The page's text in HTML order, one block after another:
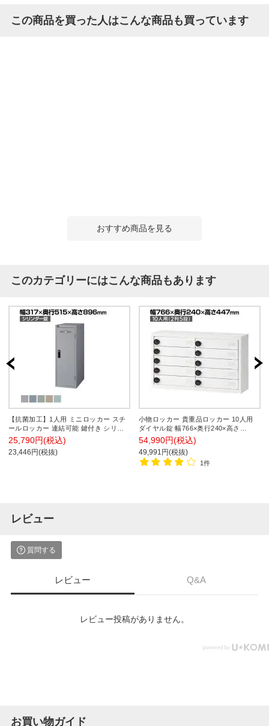
この商品を買った人はこんな商品も買っています
おすすめ商品を見る
このカテゴリーにはこんな商品もあります
【抗菌加工】1人用 ミニロッカー スチ
ールロッカー 連結可能 鍵付き シリン
ダー錠 タオル掛け付き 名札差し付き
ミュートカラー 幅317×奥行515×高さ
896mm 【国産】【完成品】【SIAA】
25,790円(税込)
23,446円(税抜)
小物ロッカー 貴重品ロッカー 10人用
ダイヤル錠 幅766×奥行240×高さ
447mm 滑り止めクッション付き マグ
ネット対応 パーソナルロッカー スチー
ルロッカー オフィスロッカー 収納
54,990円(税込)
49,991円(税抜)
1件
レビュー
質問する
レビュー Q&A
レビュー投稿がありません。
お買い物ガイド